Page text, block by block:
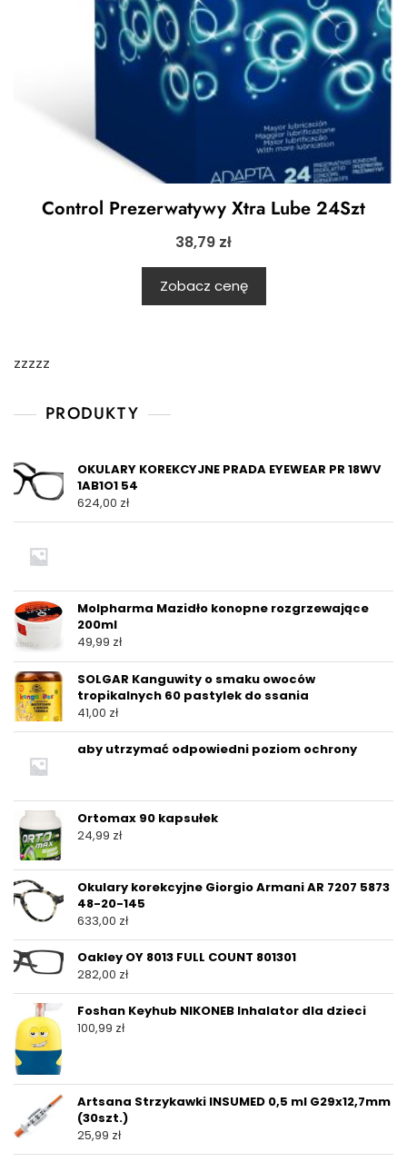
Control Prezerwatywy Xtra Lube 24Szt
38,79 zł
Zobacz cenę
zzzzz
PRODUKTY
OKULARY KOREKCYJNE PRADA EYEWEAR PR 18WV
1AB1O1 54
624,00 zł
Molpharma Mazidło konopne rozgrzewające
200ml
49,99 zł
SOLGAR Kanguwity o smaku owoców
tropikalnych 60 pastylek do ssania
41,00 zł
aby utrzymać odpowiedni poziom ochrony
Ortomax 90 kapsułek
24,99 zł
Okulary korekcyjne Giorgio Armani AR 7207 5873
48-20-145
633,00 zł
Oakley OY 8013 FULL COUNT 801301
282,00 zł
Foshan Keyhub NIKONEB Inhalator dla dzieci
100,99 zł
Artsana Strzykawki INSUMED 0,5 ml G29x12,7mm
(30szt.)
25,99 zł